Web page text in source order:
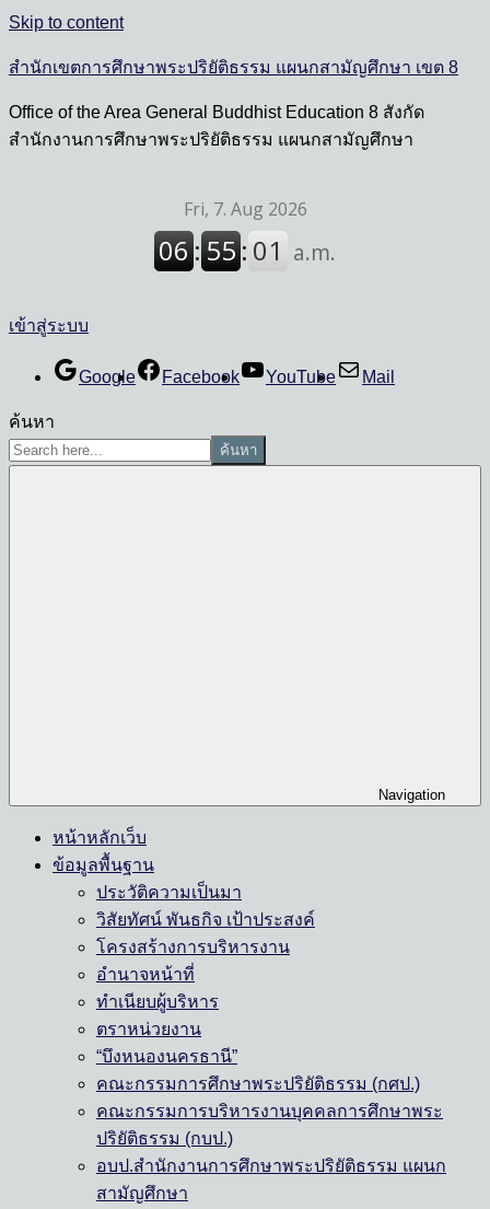
Skip to content
สำนักเขตการศึกษาพระปริยัติธรรม แผนกสามัญศึกษา เขต 8
Office of the Area General Buddhist Education 8 สังกัด
สำนักงานการศึกษาพระปริยัติธรรม แผนกสามัญศึกษา
เข้าสู่ระบบ
Google Facebook YouTube Mail
ค้นหา
ค้นหา
Navigation
หน้าหลักเว็บ
ข้อมูลพื้นฐาน
ประวัติความเป็นมา
วิสัยทัศน์ พันธกิจ เป้าประสงค์
โครงสร้างการบริหารงาน
อำนาจหน้าที่
ทำเนียบผู้บริหาร
ตราหน่วยงาน
“บึงหนองนครธานี”
คณะกรรมการศึกษาพระปริยัติธรรม (กศป.)
คณะกรรมการบริหารงานบุคคลการศึกษาพระ
ปริยัติธรรม (กบป.)
อบป.สำนักงานการศึกษาพระปริยัติธรรม แผนก
สามัญศึกษา